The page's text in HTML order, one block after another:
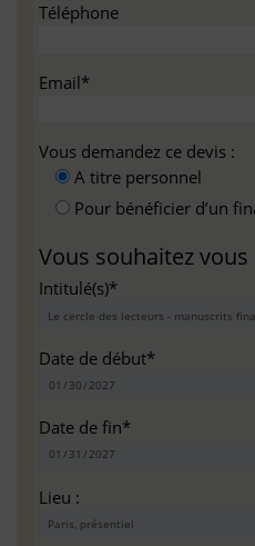
Téléphone
Email*
Vous demandez ce devis :
A titre personnel
Pour bénéficier d’un
Vous souhaitez
Intitulé(s)*
Date de début*
Date de fin*
Lieu :